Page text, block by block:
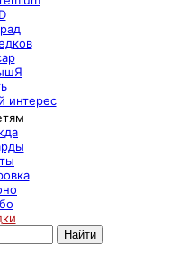
интерес